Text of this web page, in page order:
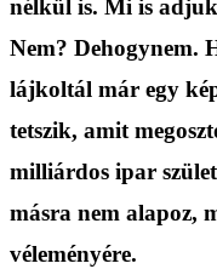
nélkül is. Mi is
Nem? Dehogynem.
lájkoltál már egy
tetszik, amit
milliárdos ipar
másra nem alapoz,
véleményére.